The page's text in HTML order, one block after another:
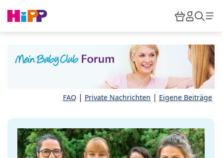
HiPP
FAQ | Private Nachrichten | Eigene Beiträge